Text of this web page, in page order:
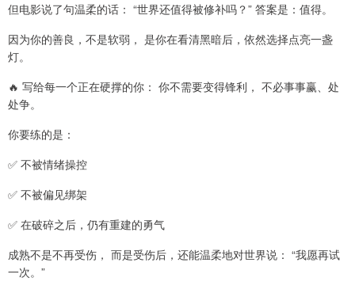
但电影说了句温柔的话： “世界还值得被修补吗？” 答案是：值得。
因为你的善良，不是软弱， 是你在看清黑暗后，依然选择点亮一盏
灯。
🔥 写给每一个正在硬撑的你： 你不需要变得锋利， 不必事事赢、处
处争。
你要练的是：
✅ 不被情绪操控
✅ 不被偏见绑架
✅ 在破碎之后，仍有重建的勇气
成熟不是不再受伤， 而是受伤后，还能温柔地对世界说： “我愿再试
一次。”